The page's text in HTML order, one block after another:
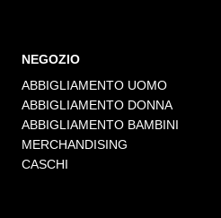
NEGOZIO
ABBIGLIAMENTO UOMO
ABBIGLIAMENTO DONNA
ABBIGLIAMENTO BAMBINI
MERCHANDISING
CASCHI